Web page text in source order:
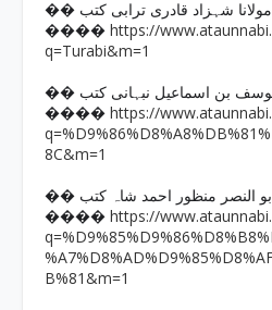
�� مولانا شہزاد قادری ترابی کتب
���� https://
q=Turabi&m=1
یوسف بن اسماعیل نبہانی کتب
���� https://
8C&m=1
ابو النصر منظور احمد شاہ کتب
���� https://
B%81&m=1